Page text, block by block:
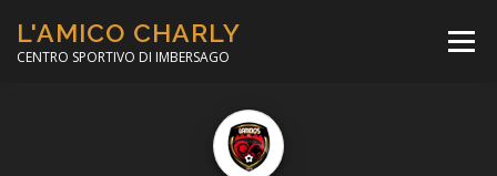
contenuto
L'AMICO CHARLY
CENTRO SPORTIVO DI IMBERSAGO
Menù
CORSO CALCIO A 5